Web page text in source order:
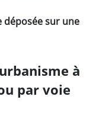
déposée sur une
à
par voie